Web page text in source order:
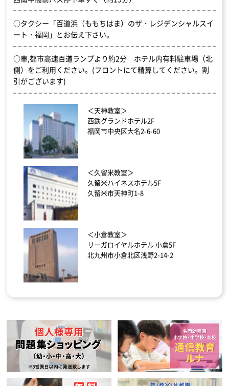
○タクシー「百道浜（ももちはま）のザ・レジデンシャルスイ
ート・福岡」とお伝え下さい。
○車,都市高速百道ランプより約2分 ホテル内有料駐車場（北
側）をご利用ください。(フロントにて精算してください。割
引がございます)
＜天神教室＞
西鉄グランドホテル2F
福岡市中央区大名2-6-60
＜久留米教室＞
久留米ハイネスホテル5F
久留米市天神町1-8
＜小倉教室＞
リーガロイヤルホテル 小倉5F
北九州市小倉北区浅野2-14-2